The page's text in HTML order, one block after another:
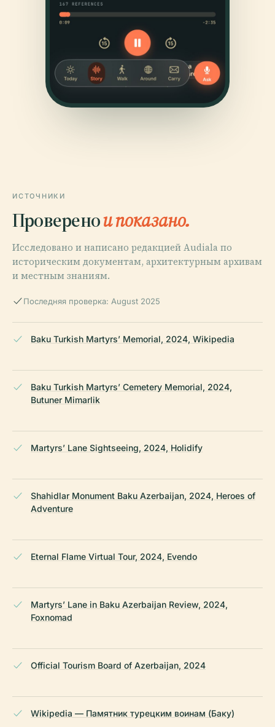
ИСТОЧНИКИ
Проверенои показано.
Исследовано и написано редакцией Audiala по
историческим документам, архитектурным архивам
и местным знаниям.
Последняя проверка: August 2025
Baku Turkish Martyrs’ Memorial, 2024, Wikipedia
Baku Turkish Martyrs’ Cemetery Memorial, 2024,
Butuner Mimarlik
Martyrs’ Lane Sightseeing, 2024, Holidify
Shahidlar Monument Baku Azerbaijan, 2024, Heroes of
Adventure
Eternal Flame Virtual Tour, 2024, Evendo
Martyrs’ Lane in Baku Azerbaijan Review, 2024,
Foxnomad
Official Tourism Board of Azerbaijan, 2024
Wikipedia — Памятник турецким воинам (Баку)